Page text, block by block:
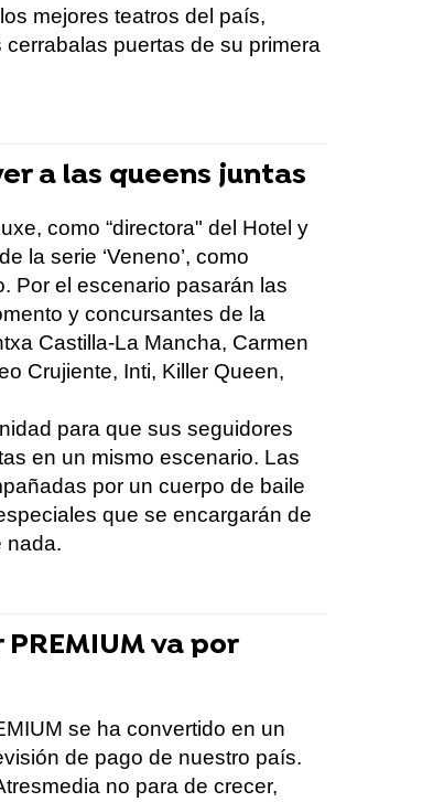
mejores teatros del país,
cerraba las puertas de su primera
a las queens juntas
, como “directora" del Hotel y
la serie ‘Veneno’, como
Por el escenario pasarán las
y concursantes de la
Castilla-La Mancha, Carmen
Crujiente, Inti, Killer Queen,
para que sus seguidores
en un mismo escenario. Las
por un cuerpo de baile
que se encargarán de
nada.
PREMIUM va por
se ha convertido en un
de pago de nuestro país.
no para de crecer,